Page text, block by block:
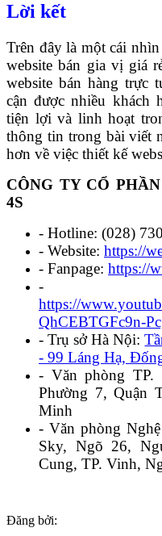
Lời kết
Trên đây là một cái
website bán gia vị giá
website bán hàng trực
cận được nhiều khách
tiện lợi và linh hoạt
thông tin trong bài viết
hơn về việc thiết kế
CÔNG TY CỔ
4S
- Hotline: (028)
- Website: https://
- Fanpage: https://
-
https://
QhCEBTGFc9n-
- Trụ sở Hà Nội:
- 99 Láng Hạ,
- Văn phòng
Phường 7, Quận
Minh
- Văn phòng
Sky, Ngõ 26,
Cung, TP. Vinh,
Đăng bởi: